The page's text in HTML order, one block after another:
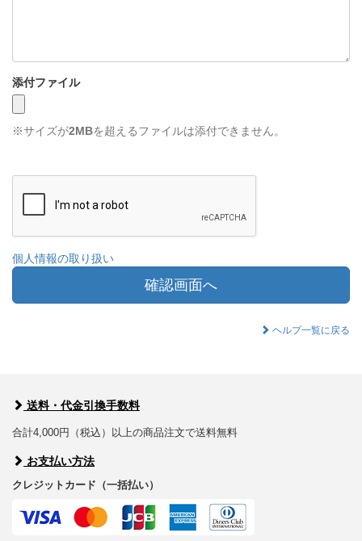
添付ファイル
※サイズが2MBを超えるファイルは添付できません。
個人情報の取り扱い
確認画面へ
ヘルプ一覧に戻る
送料・代金引換手数料
合計4,000円（税込）以上の商品注文で送料無料
お支払い方法
クレジットカード（一括払い）